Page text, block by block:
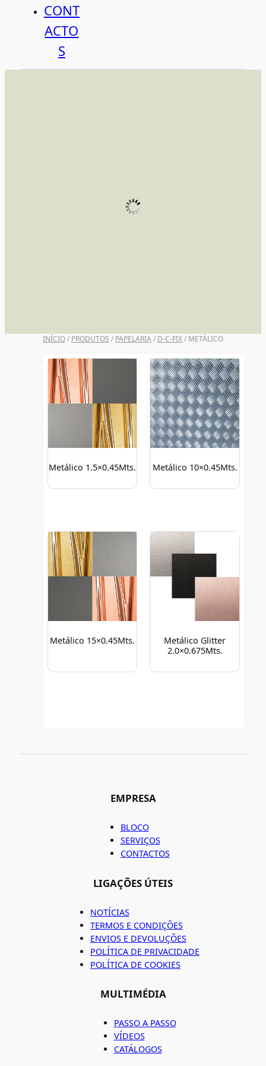
CONT
ACTO
S
INÍCIO/ PRODUTOS / PAPELARIA/ D-C-FIX/ METÁLICO
Metálico 1.5×0.45Mts. Metálico 10×0.45Mts.
Metálico 15×0.45Mts.
Metálico Glitter
2.0×0.675Mts.
EMPRESA
BLOCO
SERVIÇOS
CONTACTOS
LIGAÇÕES ÚTEIS
NOTÍCIAS
TERMOS E CONDIÇÕES
ENVIOS E DEVOLUÇÕES
POLÍTICA DE PRIVACIDADE
POLÍTICA DE COOKIES
MULTIMÉDIA
PASSO A PASSO
VÍDEOS
CATÁLOGOS